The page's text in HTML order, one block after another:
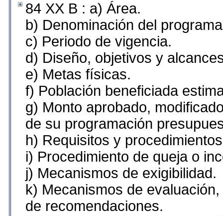
84 XX B : a) Área.
b) Denominación del
c) Periodo de vigencia.
d) Diseño, objetivos y
e) Metas físicas.
f) Población beneficiada
g) Monto aprobado,
de su programación
h) Requisitos y
i) Procedimiento de queja o
j) Mecanismos de exigibilidad.
k) Mecanismos de
de recomendaciones.